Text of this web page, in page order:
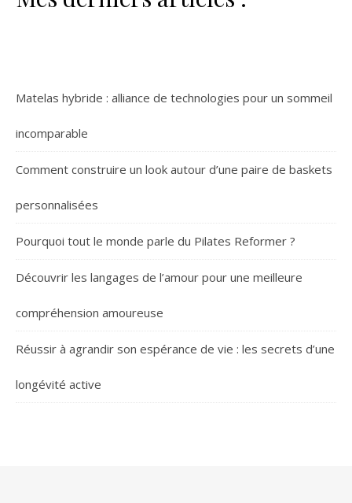
Matelas hybride : alliance de technologies pour un sommeil
incomparable
Comment construire un look autour d’une paire de baskets
personnalisées
Pourquoi tout le monde parle du Pilates Reformer ?
Découvrir les langages de l’amour pour une meilleure
compréhension amoureuse
Réussir à agrandir son espérance de vie : les secrets d’une
longévité active